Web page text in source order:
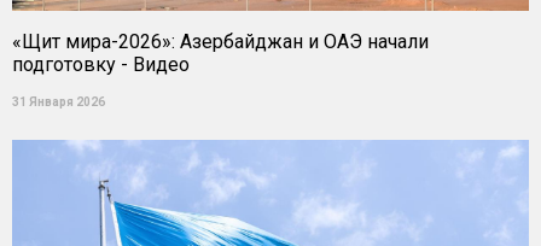
«Щит мира-2026»: Азербайджан и ОАЭ начали
подготовку - Видео
31 Января 2026